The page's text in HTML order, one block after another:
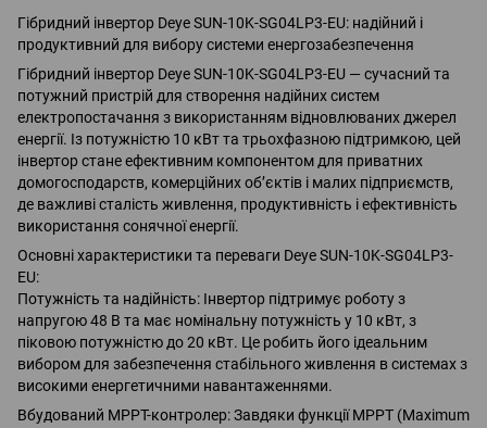
Гібридний інвертор Deye SUN-10K-SG04LP3-EU: надійний і
продуктивний для вибору системи енергозабезпечення
Гібридний інвертор Deye SUN-10K-SG04LP3-EU — сучасний та
потужний пристрій для створення надійних систем
електропостачання з використанням відновлюваних джерел
енергії. Із потужністю 10 кВт та трьохфазною підтримкою, цей
інвертор стане ефективним компонентом для приватних
домогосподарств, комерційних об’єктів і малих підприємств,
де важливі сталість живлення, продуктивність і ефективність
використання сонячної енергії.
Основні характеристики та переваги Deye SUN-10K-SG04LP3-
EU:
Потужність та надійність: Інвертор підтримує роботу з
напругою 48 В та має номінальну потужність у 10 кВт, з
піковою потужністю до 20 кВт. Це робить його ідеальним
вибором для забезпечення стабільного живлення в системах з
високими енергетичними навантаженнями.
Вбудований MPPT-контролер: Завдяки функції MPPT (Maximum